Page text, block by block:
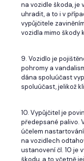
na vozidle škoda, je
uhradit, a to i v
vypůjčitele
vozidla mimo škody
9. Vozidlo je
pohromy a
dána spoluúčast
spoluúčast, jelikož
10. Vypůjčitel je
předepsané palivo.
účelem
na vozidlech
ustanovení čl. 10 je
škodu, a to včetně